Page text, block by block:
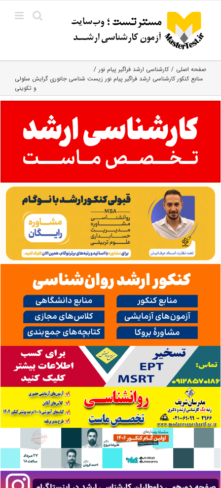
content
صفحه اصلی
کارشناسی ارشد فراگیر پیام نور
منابع کنکور کارشناسی ارشد فراگیر پیام نور زیست شناسی جانوری گرایش سلولی
و تکوینی